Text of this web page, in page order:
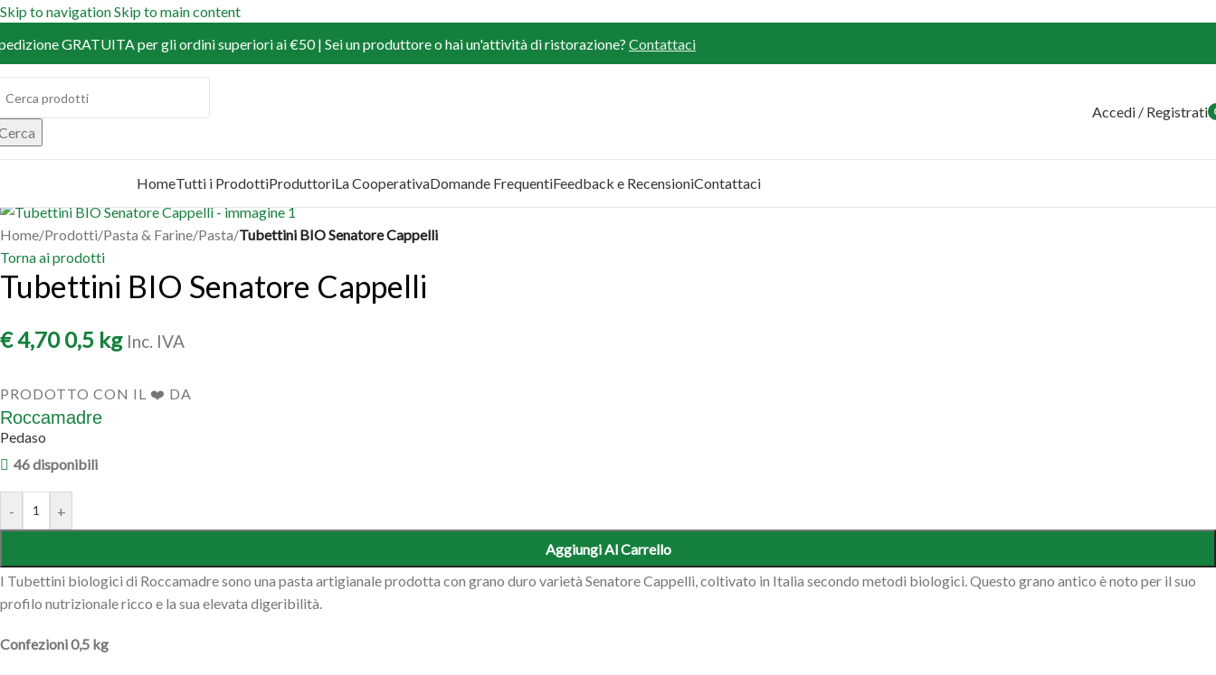
Skip to navigationSkip to main content
GRATUITA per gli ordini superiori ai €50 | Sei un produttore o hai un'attività di ristorazione? Contattaci
Accedi / Registrati
HomeTutti i ProdottiProduttoriLa CooperativaDomande FrequentiFeedback e RecensioniContattaci
Home/Prodotti/Pasta & Farine/Pasta/Tubettini BIO Senatore Cappelli
Torna ai prodotti
Tubettini BIO Senatore Cappelli
€4,70 0,5 kg Inc. IVA
PRODOTTO CON IL ❤️ DA
Roccamadre
Pedaso
46 disponibili
- +
Aggiungi Al Carrello
I Tubettini biologici di Roccamadre sono una pasta artigianale prodotta con grano duro varietà Senatore Cappelli, coltivato in Italia secondo metodi biologici. Questo grano antico è noto per il suo
profilo nutrizionale ricco e la sua elevata digeribilità.
Confezioni 0,5 kg